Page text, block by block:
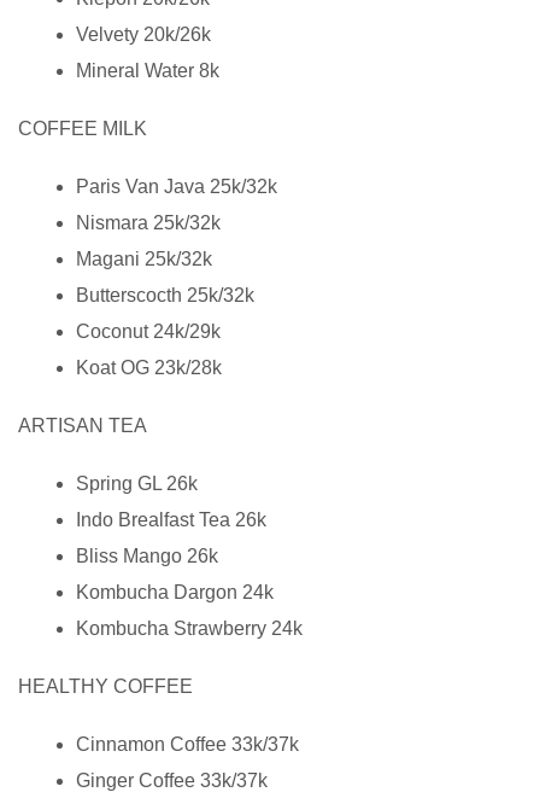
Velvety 20k/26k
Mineral Water 8k
COFFEE MILK
Paris Van Java 25k/32k
Nismara 25k/32k
Magani 25k/32k
Butterscocth 25k/32k
Coconut 24k/29k
Koat OG 23k/28k
ARTISAN TEA
Spring GL 26k
Indo Brealfast Tea 26k
Bliss Mango 26k
Kombucha Dargon 24k
Kombucha Strawberry 24k
HEALTHY COFFEE
Cinnamon Coffee 33k/37k
Ginger Coffee 33k/37k